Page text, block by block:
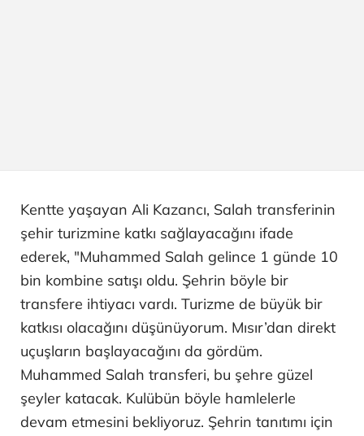
Kentte yaşayan Ali Kazancı, Salah transferinin
şehir turizmine katkı sağlayacağını ifade
ederek, "Muhammed Salah gelince 1 günde 10
bin kombine satışı oldu. Şehrin böyle bir
transfere ihtiyacı vardı. Turizme de büyük bir
katkısı olacağını düşünüyorum. Mısır’dan direkt
uçuşların başlayacağını da gördüm.
Muhammed Salah transferi, bu şehre güzel
şeyler katacak. Kulübün böyle hamlelerle
devam etmesini bekliyoruz. Şehrin tanıtımı için